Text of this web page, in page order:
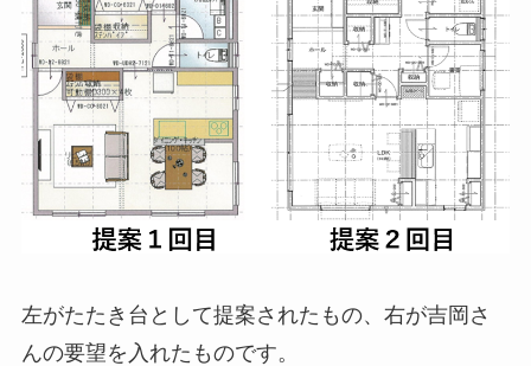
左がたたき台として提案されたもの、右が吉岡さ
んの要望を入れたものです。